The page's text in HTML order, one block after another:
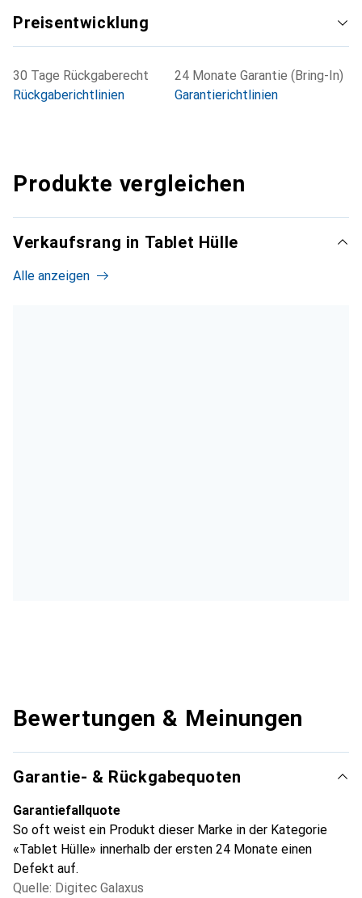
Preisentwicklung
30 Tage Rückgaberecht
Rückgaberichtlinien
24 Monate Garantie (Bring-In)
Garantierichtlinien
Produkte vergleichen
Verkaufsrang in Tablet Hülle
Alle anzeigen
Bewertungen & Meinungen
Garantie- & Rückgabequoten
Garantiefallquote
So oft weist ein Produkt dieser Marke in der Kategorie
«Tablet Hülle» innerhalb der ersten 24 Monate einen
Defekt auf.
Quelle: Digitec Galaxus